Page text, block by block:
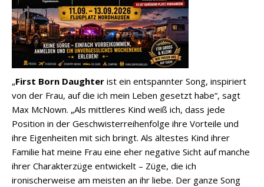
„First Born Daughter ist ein entspannter Song, inspiriert
von der Frau, auf die ich mein Leben gesetzt habe“, sagt
Max McNown. „Als mittleres Kind weiß ich, dass jede
Position in der Geschwisterreihenfolge ihre Vorteile und
ihre Eigenheiten mit sich bringt. Als ältestes Kind ihrer
Familie hat meine Frau eine eher negative Sicht auf manche
ihrer Charakterzüge entwickelt – Züge, die ich
ironischerweise am meisten an ihr liebe. Der ganze Song